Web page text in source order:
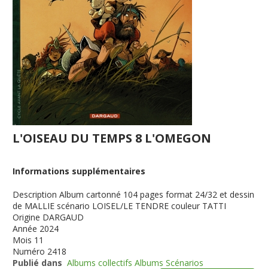
L'OISEAU DU TEMPS 8 L'OMEGON
Informations supplémentaires
Description Album cartonné 104 pages format 24/32 et dessin
de MALLIE scénario LOISEL/LE TENDRE couleur TATTI
Origine DARGAUD
Année 2024
Mois 11
Numéro 2418
Publié dans Albums collectifs Albums Scénarios